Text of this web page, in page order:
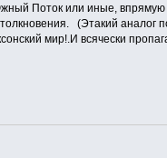
Поток или иные,
(Этакий аналог
мир!.И всячески